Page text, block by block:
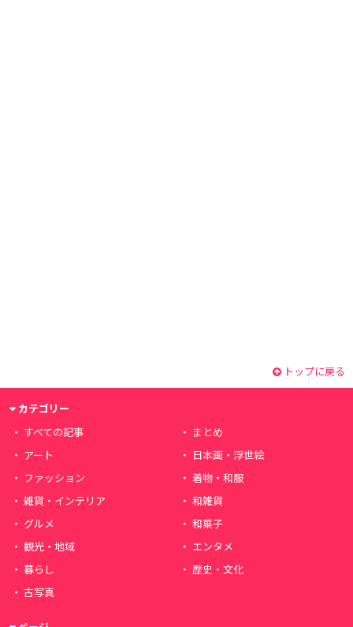
トップに戻る
カテゴリー
すべての記事
まとめ
アート
日本画・浮世絵
ファッション
着物・和服
雑貨・インテリア
和雑貨
グルメ
和菓子
観光・地域
エンタメ
暮らし
歴史・文化
古写真